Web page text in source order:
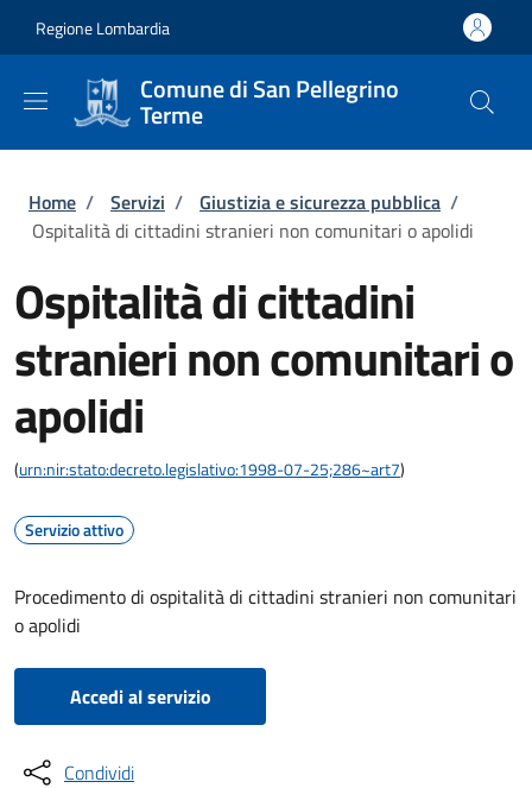
Regione Lombardia
Comune di San Pellegrino
Terme
Briciole di pane
Home / Servizi / Giustizia e sicurezza pubblica /
Ospitalità di cittadini stranieri non comunitari o apolidi
Ospitalità di cittadini
stranieri non comunitari o
apolidi
(urn:nir:stato:decreto.legislativo:1998-07-25;286~art7)
Servizio attivo
Procedimento di ospitalità di cittadini stranieri non comunitari
o apolidi
Accedi al servizio
Condividi